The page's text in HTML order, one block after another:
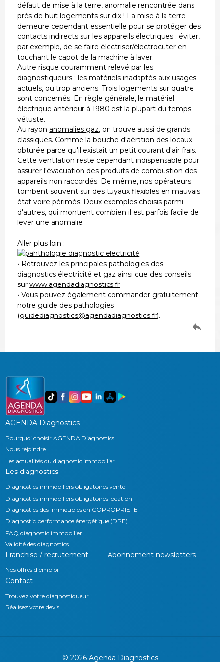
défaut de mise à la terre, anomalie rencontrée dans
près de huit logements sur dix ! La mise à la terre
demeure cependant essentielle pour se protéger des
contacts indirects sur les appareils électriques : éviter,
par exemple, de se faire électriser/électrocuter en
touchant le capot de la machine à laver.
Autre risque couramment relevé par les
diagnostiqueurs : les matériels inadaptés aux usages
actuels, ou trop anciens. Trois logements sur quatre
sont concernés. En règle générale, le matériel
électrique antérieur à 1980 est la plupart du temps
vétuste.
Au rayon anomalies gaz, on trouve aussi de grands
classiques. Comme la bouche d'aération des locaux
obturée parce qu'il existait un petit courant d'air frais.
Cette ventilation reste cependant indispensable pour
assurer l'évacuation des produits de combustion des
appareils non raccordés. De même, nos opérateurs
tombent souvent sur des tuyaux flexibles en mauvais
état voire périmés. Deux exemples choisis parmi
d'autres, qui montrent combien il est parfois facile de
lever une anomalie.
Aller plus loin :
• Retrouvez les principales pathologies des
diagnostics électricité et gaz ainsi que des conseils
surwww.agendadiagnostics.fr
• Vous pouvez également commander gratuitement
notre guide des pathologies
(guidediagnostics@agendadiagnostics.fr).
AGENDA Diagnostics
Pourquoi choisir AGENDA Diagnostics
Nous rejoindre
Les actualités du diagnostic immobilier
Les diagnostics
Diagnostics immobiliers obligatoires vente
Diagnostics immobiliers obligatoires location
Diagnostics des immeubles en COPROPRIETE
Diagnostic performance énergétique (DPE)
FAQ diagnostic immobilier
Validité des diagnostics
Franchise / recrutement
Nos offres d'emploi
Abonnement newsletters
Contact
Trouvez votre diagnostiqueur
Réalisez votre devis
© 2026Agenda Diagnostics